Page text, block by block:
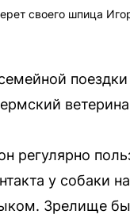
своего шпица
у собаки
Зрелище